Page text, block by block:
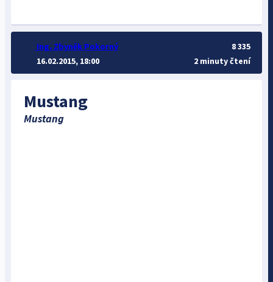
Mustang
Mustang
Ing. Zbyněk Pokorný
16.02.2015, 18:00
8 335
2 minuty čtení